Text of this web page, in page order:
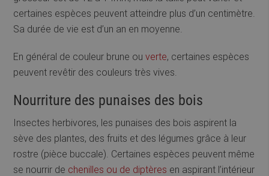
certaines espèces peuvent atteindre plus d’un centimètre.
Sa durée de vie est d’un an en moyenne.
En général de couleur brune ouverte, certaines espèces
peuvent revêtir des couleurs très vives.
Nourriture des punaises des bois
Insectes herbivores, les punaises des bois aspirent la
sève des plantes, des fruits et des légumes grâce à leur
rostre (pièce buccale). Certaines espèces peuvent même
se nourrir de chenilles ou de diptères en aspirant l’intérieur